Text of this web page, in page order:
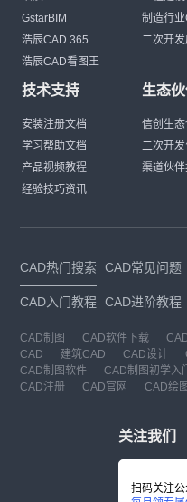
GstarBIM
浩辰CAD 365
浩辰CAD看图王
制造行
二次开发
技术支持
安装注册文档
学习帮助文档
产品视频教程
经验技巧资讯
生态
信创生
二次开
渠道伙
CAD热门搜索 CAD常见问题
CAD入门教程 CAD进阶教程
CAD制图 CAD软件下载
CAD
建筑CAD CAD设计
CAD制图软件
CAD制图初学入门
CAD注册
CAD官网 CAD绘图
关注我们
扫码关注